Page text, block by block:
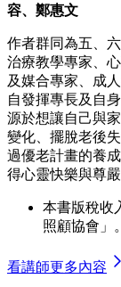
容、鄭惠文
作者群同為五、
治療教學專家、
及媒合專家、成
自發揮專長及自
源於想讓自己與
變化、擺脫老後
過優老計畫的養
得心靈快樂與尊嚴
本書版稅收
照顧協會」。
看講師更多內容